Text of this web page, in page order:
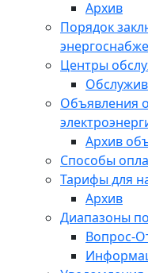
Архив
Порядок
Центры
Объявления
Архив
Способы
Тарифы для
Архив
Диапазоны
Вопрос-